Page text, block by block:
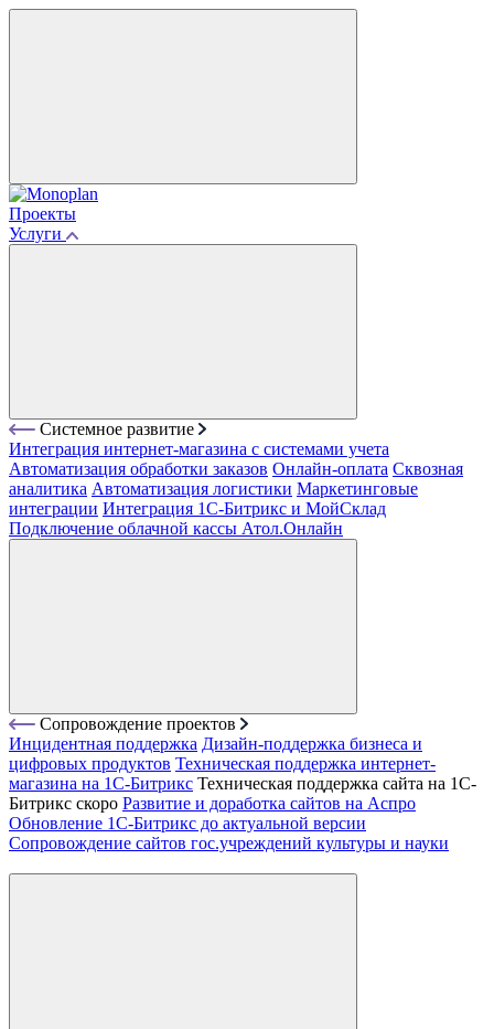
Проекты
Услуги
Системное развитие
Интеграция интернет-магазина с системами учета
Автоматизация обработки заказов Онлайн-оплата Сквозная
аналитика Автоматизация логистики Маркетинговые
интеграции Интеграция 1С-Битрикс и МойСклад
Подключение облачной кассы Атол.Онлайн
Cопровождение проектов
Инцидентная поддержка Дизайн-поддержка бизнеса и
цифровых продуктов Техническая поддержка интернет-
магазина на 1С-Битрикс Техническая поддержка сайта на 1С-
Битрикс скоро Развитие и доработка сайтов на Аспро
Обновление 1С-Битрикс до актуальной версии
Сопровождение сайтов гос.учреждений культуры и науки